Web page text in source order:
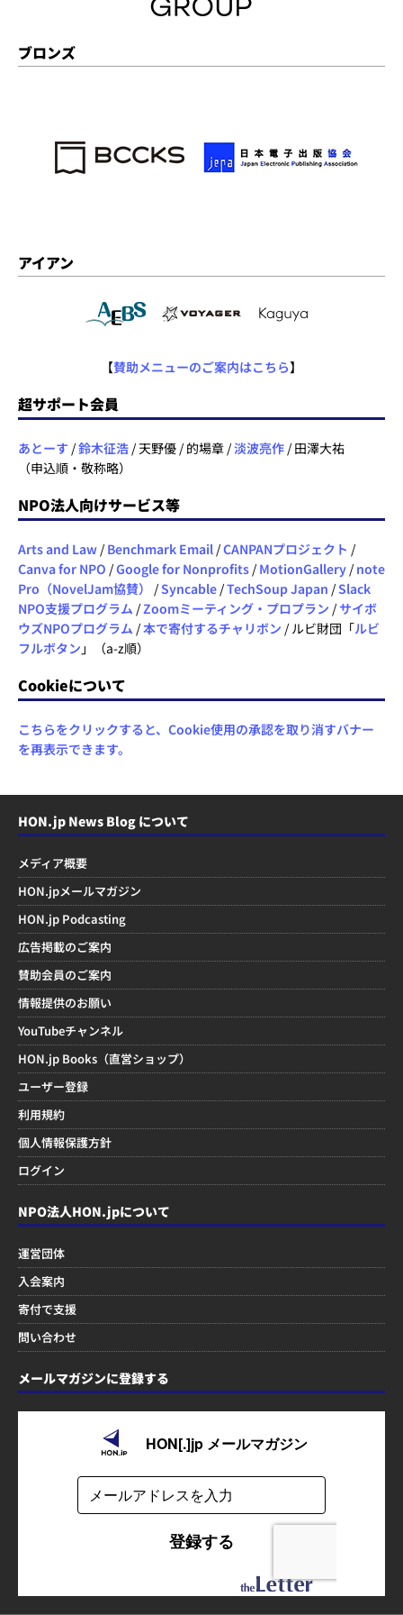
ブロンズ
アイアン
【賛助メニューのご案内はこちら】
超サポート会員
あとーす /鈴木征浩 / 天野優 / 的場章 /淡波亮作 / 田澤大祐
（申込順・敬称略）
NPO法人向けサービス等
Arts and Law / Benchmark Email /CANPANプロジェクト /
Canva for NPO /Google for Nonprofits / MotionGallery / note
Pro（NovelJam協賛）
/Syncable /TechSoup Japan /Slack
NPO支援プログラム /Zoomミーティング・プロプラン /サイボ
ウズNPOプログラム /本で寄付するチャリボン / ルビ財団「ルビ
フルボタン 」（a-z順）
Cookieについて
こちらをクリックすると、Cookie使用の承認を取り消すバナー
を再表示できます。
HON.jp News Blog について
メディア概要
HON.jpメールマガジン
HON.jp Podcasting
広告掲載のご案内
賛助会員のご案内
情報提供のお願い
YouTubeチャンネル
HON.jp Books（直営ショップ）
ユーザー登録
利用規約
個人情報保護方針
ログイン
NPO法人HON.jpについて
運営団体
入会案内
寄付で支援
問い合わせ
メールマガジンに登録する